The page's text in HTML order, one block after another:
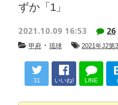
ずか「1」
2021.10.09 16:53 26
甲府 ・ 琉球 2021年J2第
31 いいね! LINE